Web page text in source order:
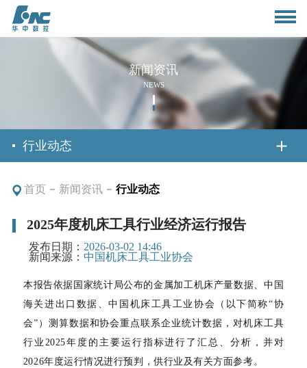
首页
关于我们
组织架构
企业文化
新闻资讯
公司动态
行业动态
媒体报道
产品与应用
产品中心
投资者关系
新闻资讯
NEWS
行业动态
首页 新闻资讯 行业动态
2025年度机床工具行业经济运行报告
发布日期： 2026-03-02 14:46
新闻来源： 中国机床工具工业协会
本报告依据国家统计局公布的金属加工机床产量数据、中国
海关进出口数据、中国机床工具工业协会（以下简称“协
会”）测算数据和协会重点联系企业统计数据，对机床工具
行业2025年度的主要运行指标进行了汇总、分析，并对
2026年度运行情况进行预判，供行业及有关方面参考。